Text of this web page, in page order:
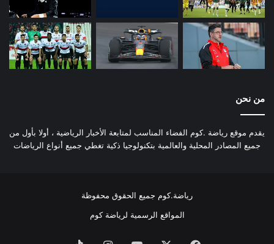
من نحن
يقدم موقع رياضة .كوم الفضاء المناسب لمتابعة الأخبار الرياضية ، أولا بأول من
جميع المصادر المحلية والعالمية بتكنولوجيا ذكية تغطي جميع أنواع الرياضات
رياضة.كوم جميع الحقوق محفوظة
المواقع الرسمية لرياضة كوم